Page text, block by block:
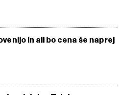
in ali bo cena še naprej